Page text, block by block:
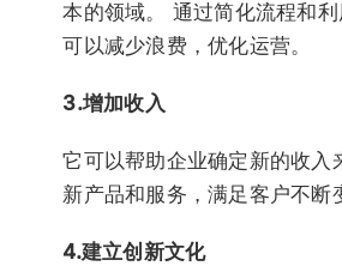
本的领域。 通过简化流程和
可以减少浪费，优化运营。
3.增加收入
它可以帮助企业确定新的收入
新产品和服务，满足客户不断
4.建立创新文化